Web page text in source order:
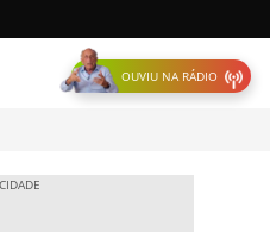
OUVIU NA RÁDIO